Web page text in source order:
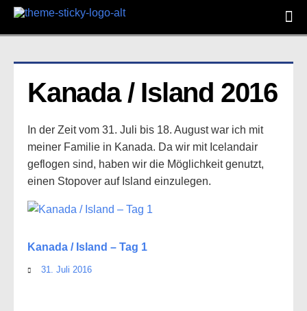
Kanada / Island 2016
In der Zeit vom 31. Juli bis 18. August war ich mit
meiner Familie in Kanada. Da wir mit Icelandair
geflogen sind, haben wir die Möglichkeit genutzt,
einen Stopover auf Island einzulegen.
Kanada / Island – Tag 1
31. Juli 2016